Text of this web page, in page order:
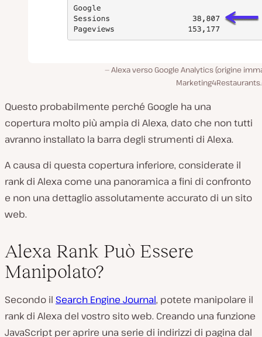
Alexa verso Google Analytics (origine
Questo probabilmente perché Google ha una
copertura molto più ampia di Alexa, dato che non tutti
avranno installato la barra degli strumenti di Alexa.
A causa di questa copertura inferiore, considerate il
rank di Alexa come una panoramica a fini di confronto
e non una dettaglio assolutamente accurato di un sito
web.
Alexa Rank Può Essere
Manipolato?
Secondo il Search Engine Journal, potete manipolare il
rank di Alexa del vostro sito web. Creando una funzione
JavaScript per aprire una serie di indirizzi di pagina dal